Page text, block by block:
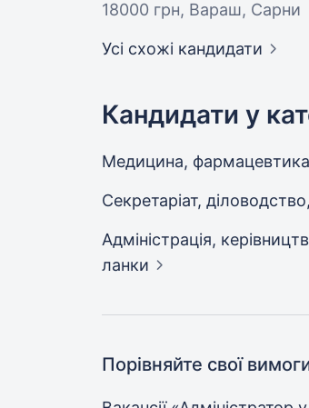
18000 грн, Вараш, Сарни
Усі схожі кандидати
Кандидати у
Медицина, фармацевтика
Секретаріат, діловодство,
Адмiнiстрацiя,
ланки
Порівняйте свої